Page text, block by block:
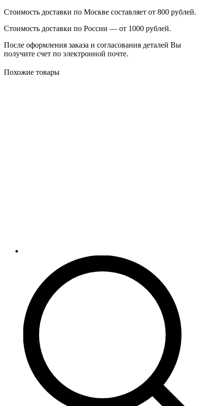
Стоимость доставки по Москве составляет от 800 рублей.
Стоимость доставки по России — от 1000 рублей.
После оформления заказа и согласования деталей Вы
получите счет по электронной почте.
Похожие товары